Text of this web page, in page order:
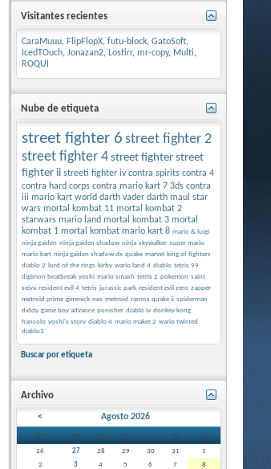
Visitantes recientes
CaraMuuu, FlipFlopX, futu-block, GatoSoft,
IcedTOuch, Jonazan2, Lostirr, mr-copy, Multi,
ROQUI
Nube de etiqueta
street fighter 6 street fighter 2
street fighter 4 street fighter street
fighter ii streeti fighter iv contra spirits contra 4
contra hard corps contra mario kart 7 3ds contra
iii mario kart world darth vader darth maul star
wars mortal kombat 11 mortal kombat 2
starwars mario land mortal kombat 3 mortal
kombat 1 mortal kombat mario kart 8 mario & luigi
ninja gaiden ninja gaiden shadow ninja skywalker super mario
mario kart ninja gaiden shadow dx quake marvel
king of fighters
diablo 2
lord of the rings kirby wario land 4 diablo tetris 99
digimon beatbreak yoshi mario smash tetris 2 pokemon saint
seiya resident evil 4 tetris jurassic park resident evil zero zapper
metroid prime gimmick nes metroid ranma quake ii spiderman
diddy game boy advance punisher diablo iv donkey kong
hansolo yoshi's story diablo 4 mario maker 2 wario twisted
diablo3
Buscar por etiqueta
Archivo
< Agosto 2026
Do Lu Ma Mi Ju Vi Sá
26 27 28 29 30 31
1
2
3 4 5 6 7
8